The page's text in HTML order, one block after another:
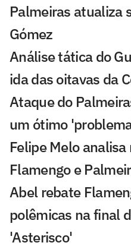
Palmeiras atualiza
Gómez
Análise tática do
ida das oitavas da
Ataque do
um ótimo
Felipe Melo
Flamengo e
Abel rebate
polêmicas na final
'Asterisco'